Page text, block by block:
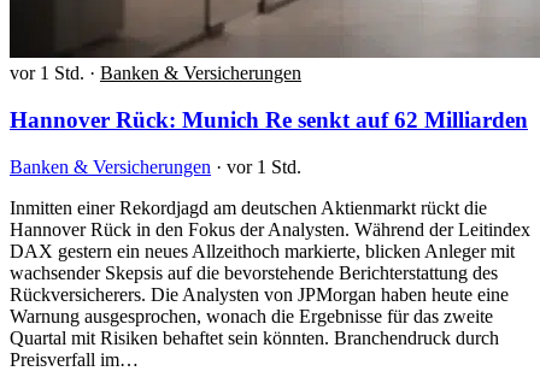
vor 1 Std. · Banken & Versicherungen
Hannover Rück: Munich Re senkt auf 62 Milliarden
Banken & Versicherungen · vor 1 Std.
Inmitten einer Rekordjagd am deutschen Aktienmarkt rückt die
Hannover Rück in den Fokus der Analysten. Während der Leitindex
DAX gestern ein neues Allzeithoch markierte, blicken Anleger mit
wachsender Skepsis auf die bevorstehende Berichterstattung des
Rückversicherers. Die Analysten von JPMorgan haben heute eine
Warnung ausgesprochen, wonach die Ergebnisse für das zweite
Quartal mit Risiken behaftet sein könnten. Branchendruck durch
Preisverfall im…